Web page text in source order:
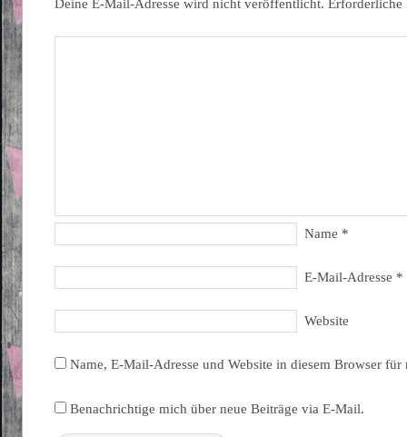
Deine E-Mail-Adresse wird nicht veröffentlicht.
Name *
E-Mail-Adresse *
Website
Name, E-Mail-Adresse und Website in diesem Browser
Benachrichtige mich über neue Beiträge via E-Mail.